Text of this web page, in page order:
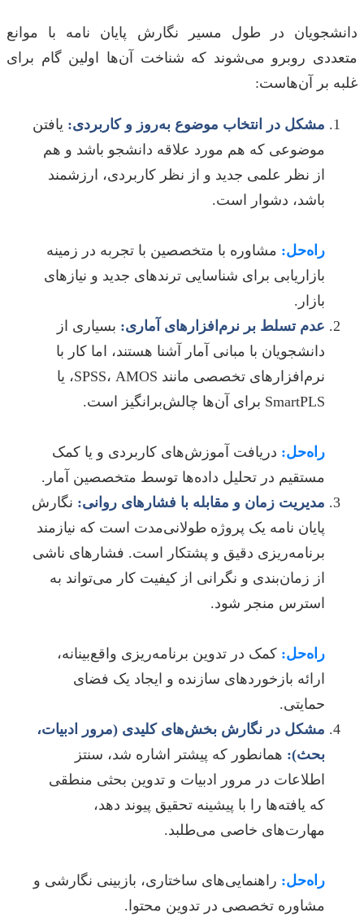
دانشجویان در طول مسیر نگارش پایان نامه با موانع
متعددی روبرو می‌شوند که شناخت آن‌ها اولین گام برای
غلبه بر آن‌هاست:
مشکل در انتخاب موضوع به‌روز و کاربردی: یافتن
موضوعی که هم مورد علاقه دانشجو باشد و هم
از نظر علمی جدید و از نظر کاربردی، ارزشمند
باشد، دشوار است.
راه‌حل: مشاوره با متخصصین با تجربه در زمینه
بازاریابی برای شناسایی ترندهای جدید و نیازهای
بازار.
عدم تسلط بر نرم‌افزارهای آماری: بسیاری از
دانشجویان با مبانی آمار آشنا هستند، اما کار با
نرم‌افزارهای تخصصی مانند SPSS، AMOS، یا
SmartPLS برای آن‌ها چالش‌برانگیز است.
راه‌حل: دریافت آموزش‌های کاربردی و یا کمک
مستقیم در تحلیل داده‌ها توسط متخصصین آمار.
مدیریت زمان و مقابله با فشارهای روانی: نگارش
پایان نامه یک پروژه طولانی‌مدت است که نیازمند
برنامه‌ریزی دقیق و پشتکار است. فشارهای ناشی
از زمان‌بندی و نگرانی از کیفیت کار می‌تواند به
استرس منجر شود.
راه‌حل: کمک در تدوین برنامه‌ریزی واقع‌بینانه،
ارائه بازخوردهای سازنده و ایجاد یک فضای
حمایتی.
مشکل در نگارش بخش‌های کلیدی (مرور ادبیات،
بحث): همانطور که پیشتر اشاره شد، سنتز
اطلاعات در مرور ادبیات و تدوین بحثی منطقی
که یافته‌ها را با پیشینه تحقیق پیوند دهد،
مهارت‌های خاصی می‌طلبد.
راه‌حل: راهنمایی‌های ساختاری، بازبینی نگارشی و
مشاوره تخصصی در تدوین محتوا.